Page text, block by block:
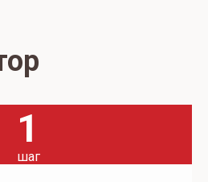
1
шаг